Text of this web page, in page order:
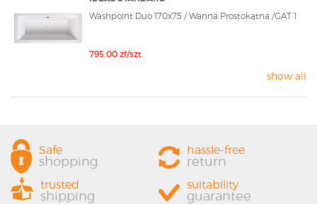
Washpoint Duo 170x75 / Wanna Prostokątna /GAT 1
795.00 zł/szt.
show all
Safe
shopping
hassle-free
return
trusted
shipping
suitability
guarantee